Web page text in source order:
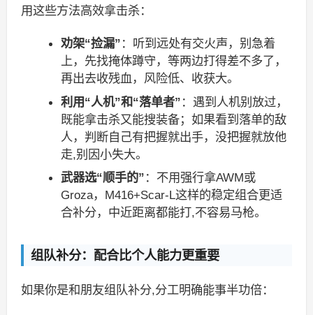
用这些方法高效拿击杀：
劝架“捡漏” ：听到远处有交火声，别急着
上，先找掩体蹲守，等两边打得差不多了，
再出去收残血，风险低、收获大。
利用“人机”和“落单者” ：遇到人机别放过，
既能拿击杀又能搜装备；如果看到落单的敌
人，判断自己有把握就出手，没把握就放他
走,别因小失大。
武器选“顺手的” ：不用强行拿AWM或
Groza，M416+Scar-L这样的稳定组合更适
合补分，中近距离都能打,不容易马枪。
组队补分：配合比个人能力更重要
如果你是和朋友组队补分,分工明确能事半功倍：